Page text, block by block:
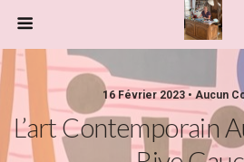
16 Février 2023 • Aucun
L’art Contemporain